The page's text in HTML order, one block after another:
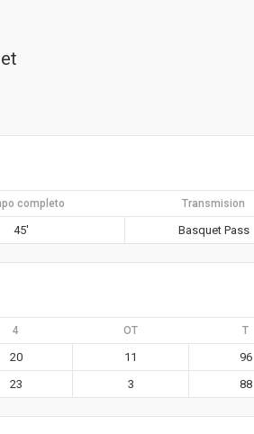
completo Transmision
45′ Basquet Pass
4 OT T
20 11
96
23
3 88